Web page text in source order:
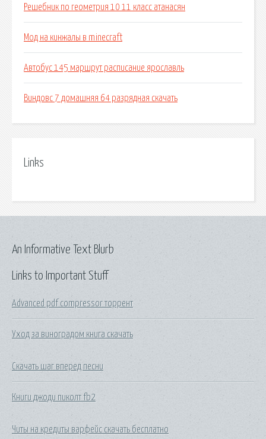
Решебник по геометрия 10 11 класс атанасян
Мод на кинжалы в minecraft
Автобус 145 маршрут расписание ярославль
Виндовс 7 домашняя 64 разрядная скачать
Links
Links to Important Stuff
Advanced pdf compressor торрент
Уход за виноградом книга скачать
Скачать шаг вперед песни
Книги джоди пиколт fb2
Читы на кредиты варфейс скачать бесплатно
An Informative Text Blurb